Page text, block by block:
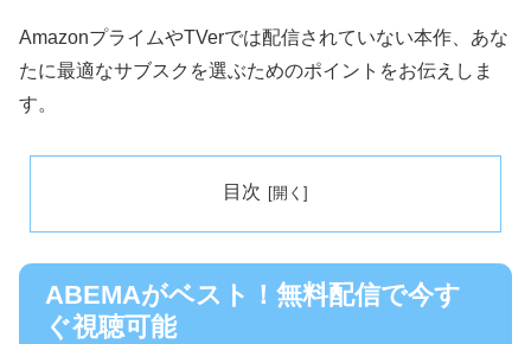
AmazonプライムやTVerでは配信されていない本作、あな
たに最適なサブスクを選ぶためのポイントをお伝えしま
す。
目次
ABEMAがベスト！無料配信で今す
ぐ視聴可能